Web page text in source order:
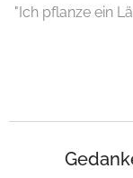
"Ich pflanze ein